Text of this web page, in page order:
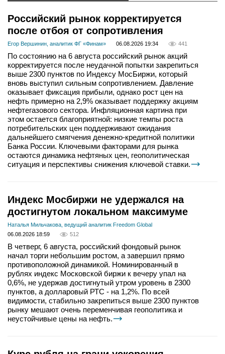
Российский рынок корректируется
после отбоя от сопротивления
Егор Вершинин, аналитик ФГ «Финам» 06.08.2026 19:34 441
По состоянию на 6 августа российский рынок акций
корректируется после неудачной попытки закрепиться
выше 2300 пунктов по Индексу МосБиржи, который
вновь выступил сильным сопротивлением. Давление
оказывает фиксация прибыли, однако рост цен на
нефть примерно на 2,9% оказывает поддержку акциям
нефтегазового сектора. Инфляционная картина при
этом остается благоприятной: низкие темпы роста
потребительских цен поддерживают ожидания
дальнейшего смягчения денежно-кредитной политики
Банка России. Ключевыми факторами для рынка
остаются динамика нефтяных цен, геополитическая
ситуация и перспективы снижения ключевой ставки.
Индекс Мосбиржи не удержался на
достигнутом локальном максимуме
Наталья Мильчакова, ведущий аналитик Freedom Global
06.08.2026 18:59
512
В четверг, 6 августа, российский фондовый рынок
начал торги небольшим ростом, а завершил прямо
противоположной динамикой. Номинированный в
рублях индекс Московской биржи к вечеру упал на
0,6%, не удержав достигнутый утром уровень в 2300
пунктов, а долларовый РТС - на 1,2%. По всей
видимости, стабильно закрепиться выше 2300 пунктов
рынку мешают очень переменчивая геополитика и
неустойчивые цены на нефть.